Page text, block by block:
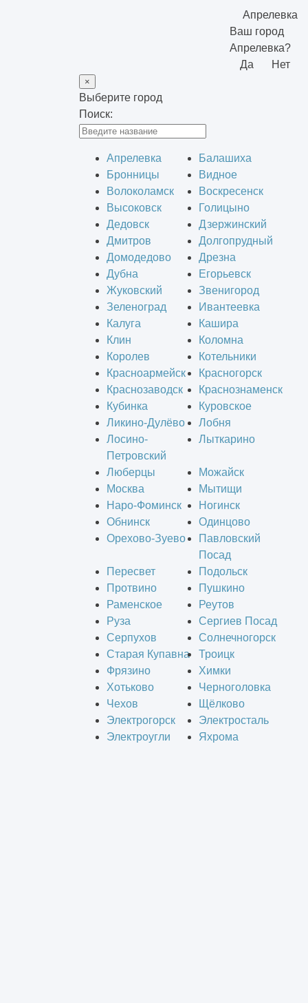
Апрелевка
Ваш город
Апрелевка?
Да
Нет
×
Выберите город
Поиск:
Апрелевка
Балашиха
Бронницы
Видное
Волоколамск
Воскресенск
Высоковск
Голицыно
Дедовск
Дзержинский
Дмитров
Долгопрудный
Домодедово
Дрезна
Дубна
Егорьевск
Жуковский
Звенигород
Зеленоград
Ивантеевка
Калуга
Кашира
Клин
Коломна
Королев
Котельники
Красноармейск
Красногорск
Краснозаводск
Краснознаменск
Кубинка
Куровское
Ликино-Дулёво
Лобня
Лосино-
Петровский
Лыткарино
Люберцы
Можайск
Москва
Мытищи
Наро-Фоминск
Ногинск
Обнинск
Одинцово
Орехово-Зуево
Павловский
Посад
Пересвет
Подольск
Протвино
Пушкино
Раменское
Реутов
Руза
Сергиев Посад
Серпухов
Солнечногорск
Старая Купавна
Троицк
Фрязино
Химки
Хотьково
Черноголовка
Чехов
Щёлково
Электрогорск
Электросталь
Электроугли
Яхрома